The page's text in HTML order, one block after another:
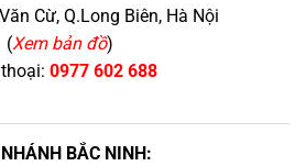
Cừ, Q.Long Biên, Hà Nội
(Xem bản đồ)
0977 602 688
BẮC NINH: